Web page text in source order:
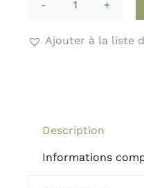
Ajouter à la liste
Description
Informations